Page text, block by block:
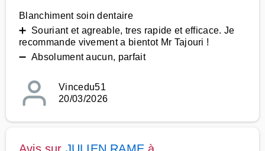
Blanchiment soin dentaire
➕ Souriant et agreable, tres rapide et efficace. Je
recommande vivement a bientot Mr Tajouri !
➖ Absolument aucun, parfait
Vincedu51
20/03/2026